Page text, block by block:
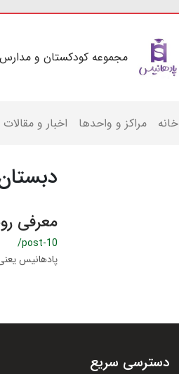
مجموعه کودکستان و
خانه مراکز و واحدها اخبار و مقالات
معرفی
/post-10
پادهانیس
دسترسی سریع